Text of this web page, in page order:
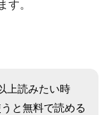
す。
上読みたい時
と無料で読める